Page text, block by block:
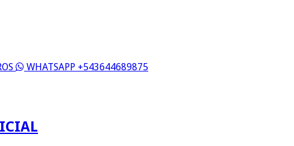
WHATSAPP +543644689875